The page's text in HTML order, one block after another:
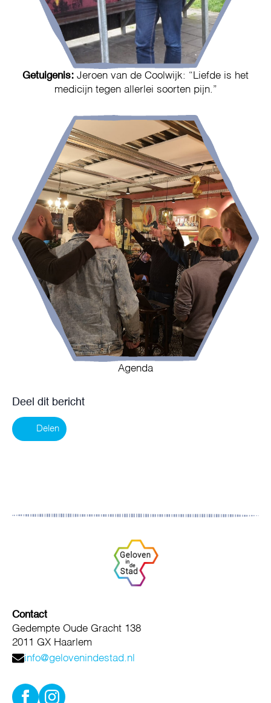
Getuigenis: Jeroen van de Coolwijk: “Liefde is het
medicijn tegen allerlei soorten pijn.”
Agenda
Deel dit bericht
Delen
Contact
Gedempte Oude Gracht 138
2011 GX Haarlem
info@gelovenindestad.nl